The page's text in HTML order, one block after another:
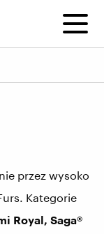
przez wysoko
Kategorie
Royal, Saga®